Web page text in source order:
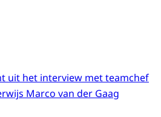
uit het interview met teamchef
Marco van der Gaag